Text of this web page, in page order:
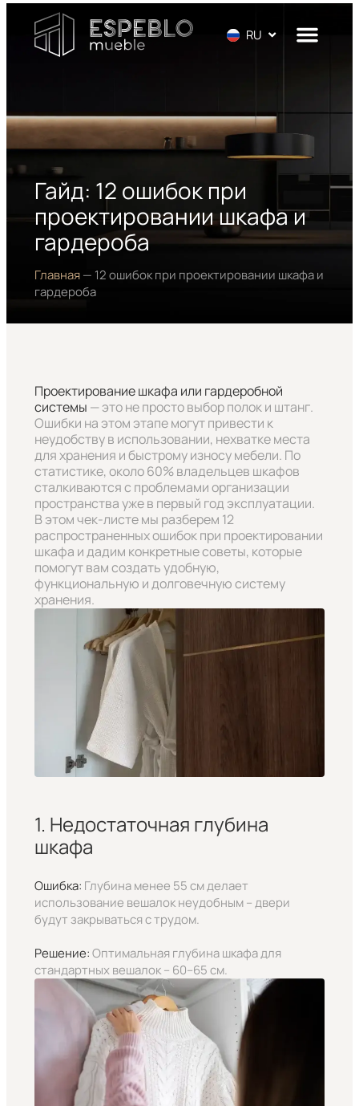
RU
EN
DE
Гайд: 12 ошибок при
проектировании шкафа и
гардероба
Главная— 12 ошибок при проектировании шкафа и
гардероба
Проектирование шкафа или гардеробной
системы — это не просто выбор полок и штанг.
Ошибки на этом этапе могут привести к
неудобству в использовании, нехватке места
для хранения и быстрому износу мебели. По
статистике, около 60% владельцев шкафов
сталкиваются с проблемами организации
пространства уже в первый год эксплуатации.
В этом чек-листе мы разберем 12
распространенных ошибок при проектировании
шкафа и дадим конкретные советы, которые
помогут вам создать удобную,
функциональную и долговечную систему
хранения.
1. Недостаточная глубина
шкафа
Ошибка: Глубина менее 55 см делает
использование вешалок неудобным – двери
будут закрываться с трудом.
Решение:Оптимальная глубина шкафа для
стандартных вешалок – 60–65 см.